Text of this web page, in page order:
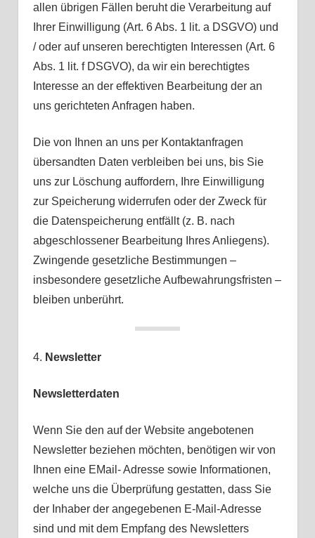
allen übrigen Fällen beruht die Verarbeitung auf
Ihrer Einwilligung (Art. 6 Abs. 1 lit. a DSGVO) und
/ oder auf unseren berechtigten Interessen (Art. 6
Abs. 1 lit. f DSGVO), da wir ein berechtigtes
Interesse an der effektiven Bearbeitung der an
uns gerichteten Anfragen haben.
Die von Ihnen an uns per Kontaktanfragen
übersandten Daten verbleiben bei uns, bis Sie
uns zur Löschung auffordern, Ihre Einwilligung
zur Speicherung widerrufen oder der Zweck für
die Datenspeicherung entfällt (z. B. nach
abgeschlossener Bearbeitung Ihres Anliegens).
Zwingende gesetzliche Bestimmungen –
insbesondere gesetzliche Aufbewahrungsfristen –
bleiben unberührt.
4. Newsletter
Newsletterdaten
Wenn Sie den auf der Website angebotenen
Newsletter beziehen möchten, benötigen wir von
Ihnen eine EMail- Adresse sowie Informationen,
welche uns die Überprüfung gestatten, dass Sie
der Inhaber der angegebenen E-Mail-Adresse
sind und mit dem Empfang des Newsletters